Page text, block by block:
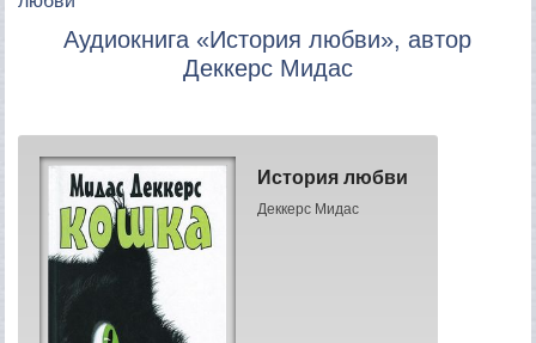
Аудиокнига «История любви», автор
Деккерс Мидас
История любви
Деккерс Мидас